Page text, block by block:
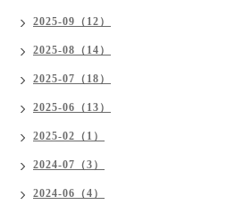
2025-09（12）
2025-08（14）
2025-07（18）
2025-06（13）
2025-02（1）
2024-07（3）
2024-06（4）